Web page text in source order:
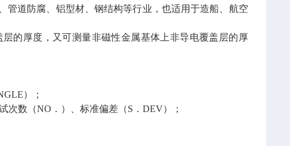
管道防腐、铝型材、钢结构等行业，也适用于造船、航空
的厚度，又可测量非磁性金属基体上非导电覆盖层的厚
）；
数（NO．）、标准偏差（S．DEV）；